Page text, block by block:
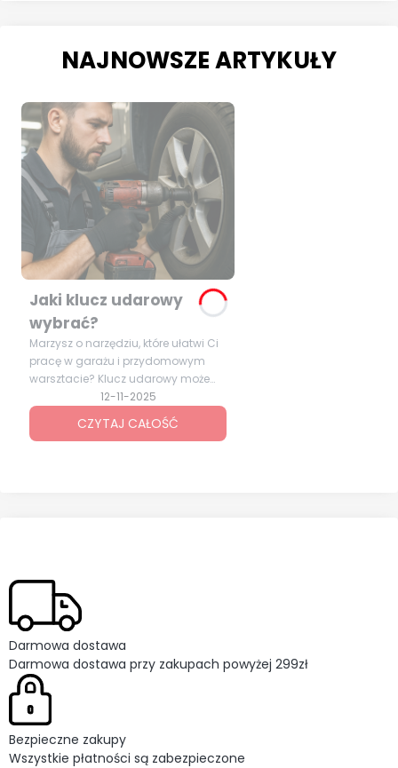
NAJNOWSZE ARTYKUŁY
12-11-2025
Jaki klucz udarowy
wybrać?
Marzysz o narzędziu, które ułatwi Ci
pracę w garażu i przydomowym
warsztacie? Klucz udarowy może
okazać się niezastąpiony podczas
odkręcania i dokręcania śrub.
Wybór odpowiedniego modelu nie
CZYTAJ CAŁOŚĆ
Darmowa dostawa
Darmowa dostawa przy zakupach powyżej 299zł
Bezpieczne zakupy
Wszystkie płatności są zabezpieczone